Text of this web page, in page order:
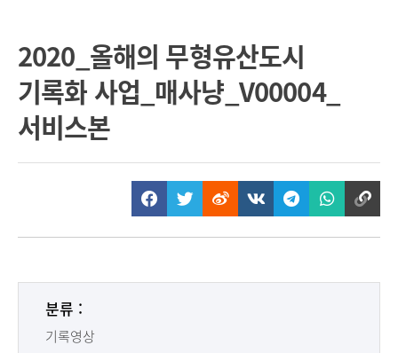
2020_올해의 무형유산도시
기록화 사업_매사냥_V00004_
서비스본
분류 :
기록영상